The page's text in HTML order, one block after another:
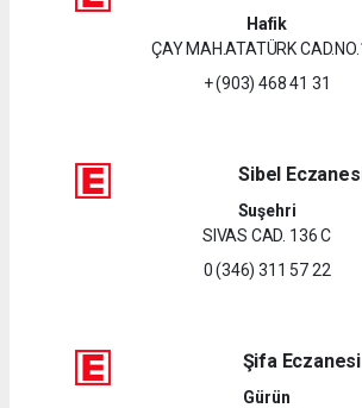
Hafik
ÇAY MAH.ATATÜRK
+ (903) 468 41 31
Sibel
Suşehri
SIVAS CAD. 136 C
0 (346) 311 57 22
Şifa Eczanesi
Gürün